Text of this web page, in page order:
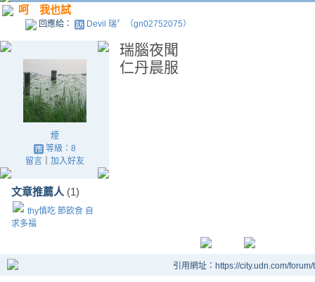
呵 我也試
回應給： Devil 瑞〞（gn02752075）
煙
等級：8
留言｜ 加入好友
文章推薦人 (1)
thy慎吃 節飲食 自
求多福
瑞腦夜聞
仁丹晨服
引用網址：https://city.udn.com/